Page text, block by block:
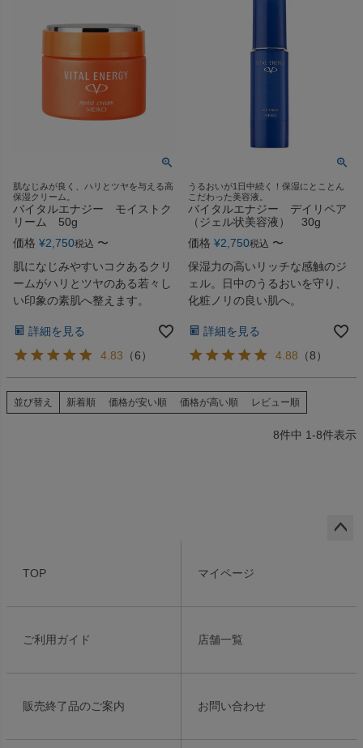
肌なじみが良く、ハリとツヤを与える高
保湿クリーム。
バイタルエナジー モイストク
リーム 50g
価格 ¥2,750税込 〜
肌になじみやすいコクあるクリ
ームがハリとツヤのある若々し
い印象の素肌へ整えます。
詳細を見る
4.83 （6）
うるおいが1日中続く！保湿にとことん
こだわった美容液。
バイタルエナジー デイリペア
（ジェル状美容液） 30g
価格 ¥2,750税込 〜
保湿力の高いリッチな感触のジ
ェル。日中のうるおいを守り、
化粧ノリの良い肌へ。
詳細を見る
4.88 （8）
並び替え 新着順 価格が安い順 価格が高い順 レビュー順
8件中 1-8件表示
TOP マイページ
ご利用ガイド 店舗一覧
販売終了品のご案内 お問い合わせ